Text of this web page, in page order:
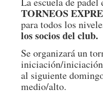
TORNEOS
para todos los
los socios del club.
Se organizará un
iniciación/
al siguiente
medio/alto.